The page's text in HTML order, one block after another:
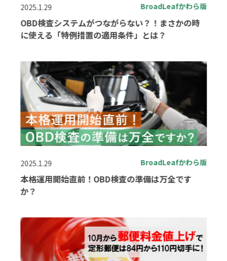
2025.1.29 BroadLeafかわら版
OBD検査システムがつながらない？！まさかの時
に使える「特例措置の適用条件」とは？
2025.1.29 BroadLeafかわら版
本格運用開始直前！OBD検査の準備は万全です
か？